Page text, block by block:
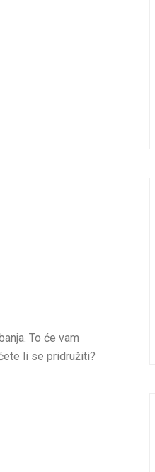
To će vam
li se pridružiti?